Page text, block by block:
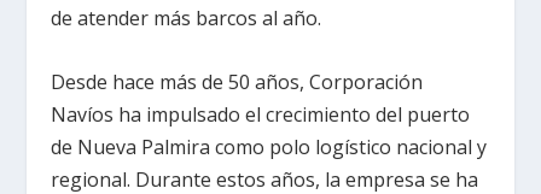
de atender más barcos al año.
Desde hace más de 50 años, Corporación
Navíos ha impulsado el crecimiento del puerto
de Nueva Palmira como polo logístico nacional y
regional. Durante estos años, la empresa se ha